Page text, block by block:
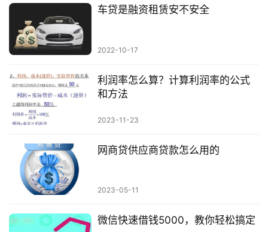
车贷是融资租赁安不安全
2022-10-17
利润率怎么算？计算利润率的公式
和方法
2023-11-23
网商贷供应商贷款怎么用的
2023-05-11
微信快速借钱5000，教你轻松搞定